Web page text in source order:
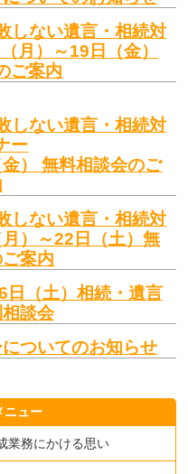
しない遺言・相続対
）～19日（金）
ご案内
しない遺言・相続対
ー
） 無料相談会のご
しない遺言・相続対
）～22日（土）無
案内
（土）相続・遺言
談会
ついてのお知らせ
ニュー
業務にかける思い